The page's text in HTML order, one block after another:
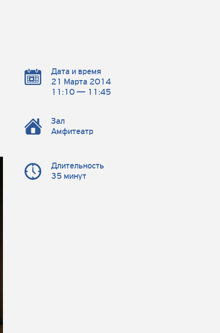
Дата и время
21 Марта 2014
11:10 — 11:45
Зал
Амфитеатр
Длительность
35 минут